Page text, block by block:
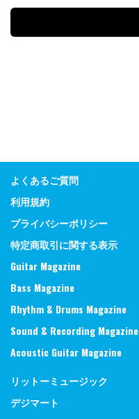
よくあるご質問
利用規約
プライバシーポリシー
特定商取引に関する表示
Guitar Magazine
Bass Magazine
Rhythm & Drums Magazine
Sound & Recording Magazine
Acoustic Guitar Magazine
リットーミュージック
デジマート